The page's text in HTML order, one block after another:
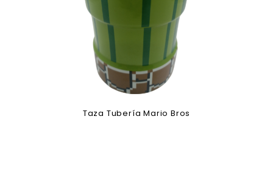
Taza Tubería Mario Bros